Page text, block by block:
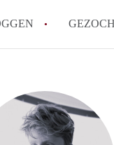
How to translate
Wat is
Hoeveel kost het